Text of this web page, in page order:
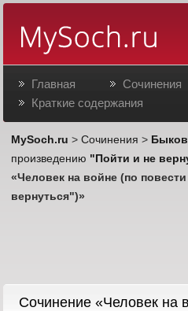
Главная
Сочинения
Краткие содержания
MySoch.ru >Сочинения > Быков
произведению "Пойти и не
«Человек на войне (по
вернуться")»
Cочинение «Человек на